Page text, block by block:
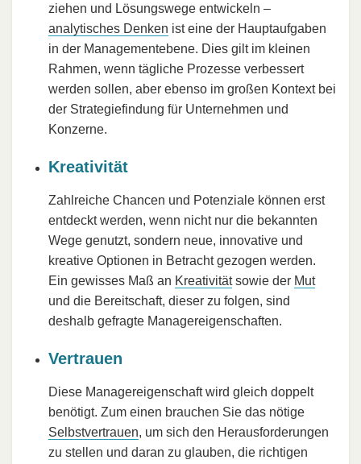
ziehen und Lösungswege entwickeln –
analytisches Denken ist eine der Hauptaufgaben
in der Managementebene. Dies gilt im kleinen
Rahmen, wenn tägliche Prozesse verbessert
werden sollen, aber ebenso im großen Kontext bei
der Strategiefindung für Unternehmen und
Konzerne.
Kreativität
Zahlreiche Chancen und Potenziale können erst
entdeckt werden, wenn nicht nur die bekannten
Wege genutzt, sondern neue, innovative und
kreative Optionen in Betracht gezogen werden.
Ein gewisses Maß an Kreativitätsowie der Mut
und die Bereitschaft, dieser zu folgen, sind
deshalb gefragte Managereigenschaften.
Vertrauen
Diese Managereigenschaft wird gleich doppelt
benötigt. Zum einen brauchen Sie das nötige
Selbstvertrauen, um sich den Herausforderungen
zu stellen und daran zu glauben, die richtigen